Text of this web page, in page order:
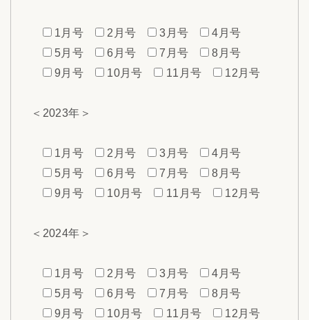
1月号 2月号 3月号
4月号
5月号
6月号 7月号
8月号
9月号
10月号 11月号 12月号
＜2023年＞
1月号 2月号 3月号
4月号
5月号
6月号 7月号
8月号
9月号
10月号 11月号 12月号
＜2024年＞
1月号 2月号 3月号
4月号
5月号
6月号 7月号
8月号
9月号
10月号 11月号 12月号